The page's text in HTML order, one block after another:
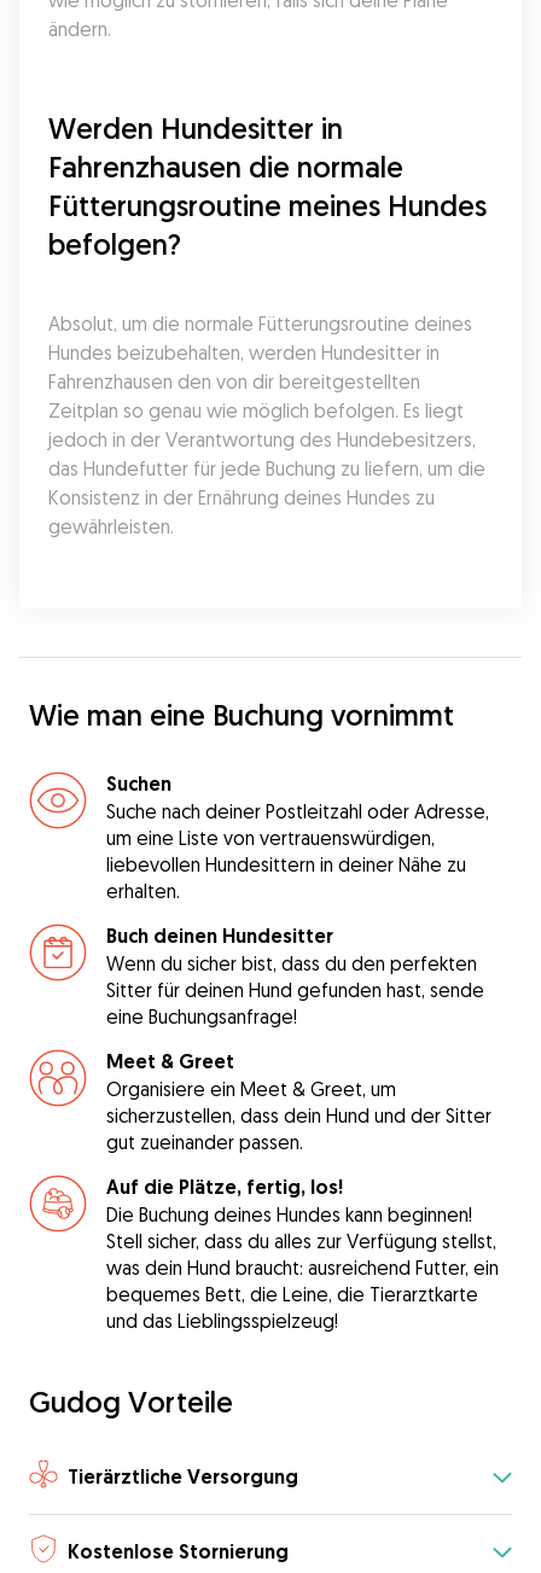
ändern.
Werden Hundesitter in
Fahrenzhausen die normale
Fütterungsroutine meines Hundes
befolgen?
Absolut, um die normale Fütterungsroutine deines
Hundes beizubehalten, werden Hundesitter in
Fahrenzhausen den von dir bereitgestellten
Zeitplan so genau wie möglich befolgen. Es liegt
jedoch in der Verantwortung des Hundebesitzers,
das Hundefutter für jede Buchung zu liefern, um die
Konsistenz in der Ernährung deines Hundes zu
gewährleisten.
Wie man eine Buchung vornimmt
Suchen
Suche nach deiner Postleitzahl oder Adresse,
um eine Liste von vertrauenswürdigen,
liebevollen Hundesittern in deiner Nähe zu
erhalten.
Buch deinen Hundesitter
Wenn du sicher bist, dass du den perfekten
Sitter für deinen Hund gefunden hast, sende
eine Buchungsanfrage!
Meet & Greet
Organisiere ein Meet & Greet, um
sicherzustellen, dass dein Hund und der Sitter
gut zueinander passen.
Auf die Plätze, fertig, los!
Die Buchung deines Hundes kann beginnen!
Stell sicher, dass du alles zur Verfügung stellst,
was dein Hund braucht: ausreichend Futter, ein
bequemes Bett, die Leine, die Tierarztkarte
und das Lieblingsspielzeug!
Gudog Vorteile
Tierärztliche Versorgung
Kostenlose Stornierung